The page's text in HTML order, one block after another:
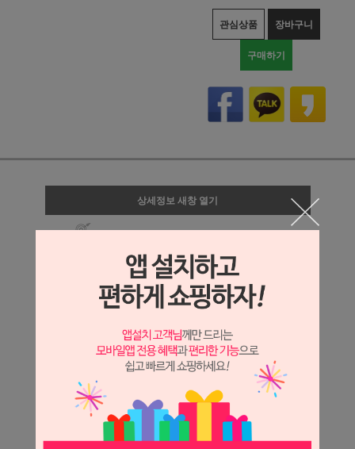
관심상품 장바구니
구매하기
상세정보 새창 열기